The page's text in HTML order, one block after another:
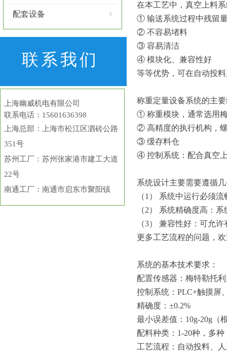
在本工艺中，真空上料
① 输送系统过程中残留
② 不容易堵料
③ 容易清洁
④ 模块化、兼容性好
等等优势，可在自动投
称重定量设备系统的主
① 称重模块，通常选用
② 高精度的执行机构，
③ 缓存料仓
④ 控制系统：配合真空
系统设计主要需要遵循
（1） 系统中运行必须
（2） 系统精确度高：
（3） 兼容性好：可允
更多工艺流程的问题，
系统的基本技术要求：
配置传感器：梅特勒托
控制系统：PLC+触摸屏
精确度：±0.2%
最小误差值：10g-20g（
配料种类：1-20种，多
工艺流程：自动投料
配套设备
联系我们
上海幽威机电有限公司
联系电话：15601636398
上海总部 ：上海市松江区泗砖公路
351号
苏州工厂：苏州张家港市建工大道
22号
南通工厂：南通市启东市聚阳镇